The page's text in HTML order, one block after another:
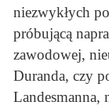
niezwykłych
próbującą
zawodowej,
Duranda, czy
Landesmanna,